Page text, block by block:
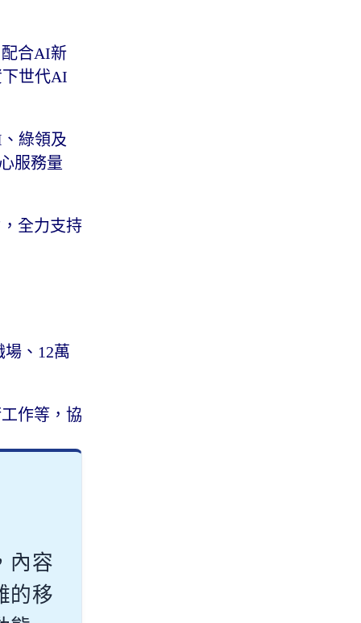
合AI新
世代AI
綠領及
服務量
全力支持
、12萬
作等，協
內容
的移